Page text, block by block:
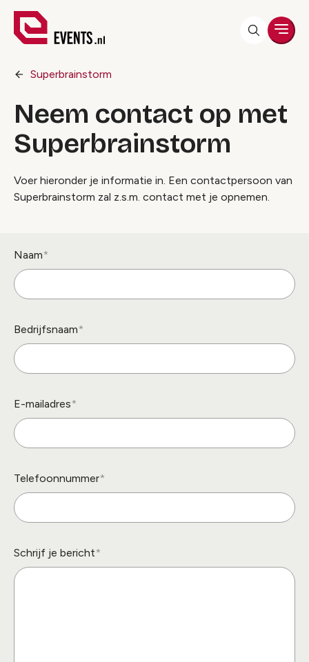
Superbrainstorm
Neem contact op met
Superbrainstorm
Voer hieronder je informatie in. Een contactpersoon van
Superbrainstorm zal z.s.m. contact met je opnemen.
Naam
Bedrijfsnaam
E-mailadres
Telefoonnummer
Schrijf je bericht